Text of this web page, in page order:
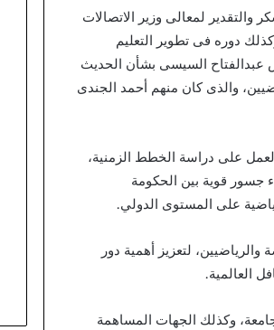
لمعالى وزير الاتصالات
دوره فى تطوير التعليم
عبدالفتاح السيسى بشأن الحديث
والذى كان منهم أحمد الجندى
على دراسة الخطط الزمنية،
جسور قوية بين الحكومة
على المستوى الدولي.
لتعزيز أهمية دور
العالمية.
وكذلك الجهات المساهمة